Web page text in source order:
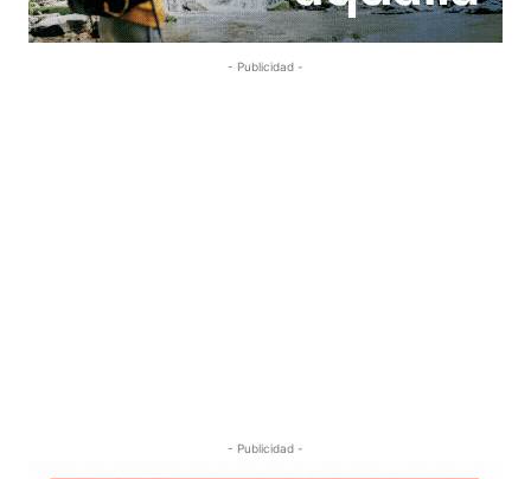
- Publicidad -
- Publicidad -